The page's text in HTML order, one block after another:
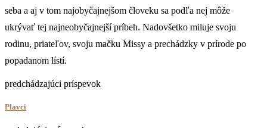
seba a aj v tom najobyčajnejšom človeku sa podľa nej môže
ukrývať tej najneobyčajnejší príbeh. Nadovšetko miluje svoju
rodinu, priateľov, svoju mačku Missy a prechádzky v prírode po
popadanom lístí.
predchádzajúci príspevok
Plavci